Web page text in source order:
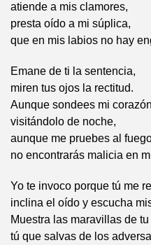
atiende a mis clamores,
presta oído a mi súplica,
que en mis labios no hay
Emane de ti la sentencia,
miren tus ojos la rectitud.
Aunque sondees mi
visitándolo de noche,
aunque me pruebes al
no encontrarás malicia en
Yo te invoco porque tú me
inclina el oído y escucha
Muestra las maravillas de
tú que salvas de los